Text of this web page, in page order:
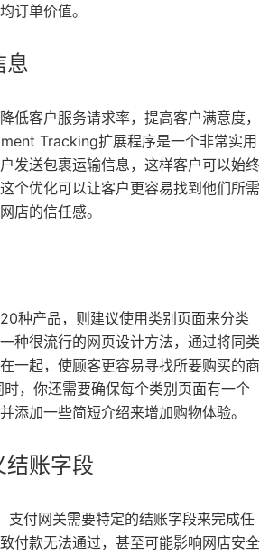
订单价值。
息
低客户服务请求率，提高客户满意度，
Tracking扩展程序是一个非常实用
发送包裹运输信息，这样客户可以始终
个优化可以让客户更容易找到他们所需
店的信任感。
种产品，则建议使用类别页面来分类
种很流行的网页设计方法，通过将同类
一起，使顾客更容易寻找所要购买的商
，你还需要确保每个类别页面有一个
添加一些简短介绍来增加购物体验。
结账字段
支付网关需要特定的结账字段来完成任
付款无法通过，甚至可能影响网店安全